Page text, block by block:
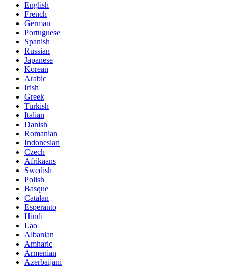
English
French
German
Portuguese
Spanish
Russian
Japanese
Korean
Arabic
Irish
Greek
Turkish
Italian
Danish
Romanian
Indonesian
Czech
Afrikaans
Swedish
Polish
Basque
Catalan
Esperanto
Hindi
Lao
Albanian
Amharic
Armenian
Azerbaijani